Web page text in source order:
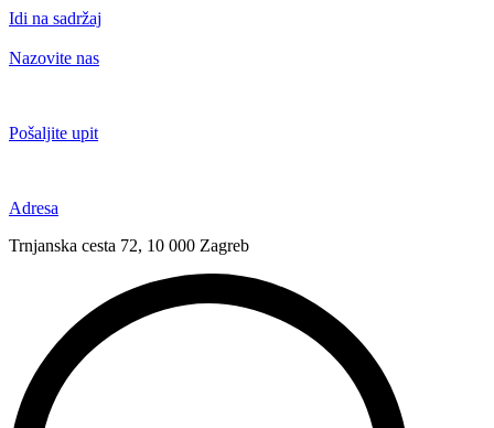
Idi na sadržaj
Nazovite nas
Pošaljite upit
Adresa
Trnjanska cesta 72, 10 000 Zagreb